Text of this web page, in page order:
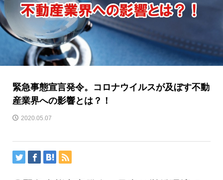
緊急事態宣言発令。コロナウイルスが及ぼす不動
産業界への影響とは？！
2020.05.07